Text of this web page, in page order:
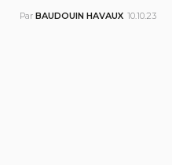
Par BAUDOUIN HAVAUX 10.10.23